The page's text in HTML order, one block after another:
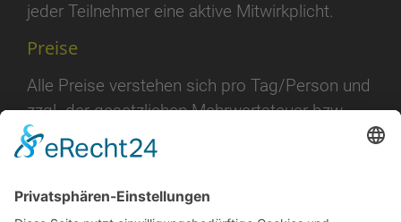
jeder Teilnehmer eine aktive Mitwirkplicht.
Preise
Alle Preise verstehen sich pro Tag/Person und
zzgl. der gesetzlichen Mehrwertsteuer bzw.
Tagespauschale oder Gruppenpreise erhalten
Sie jeweils auf Anfrage. Je nach Bedarf und
Aufwand würde eine Aufwands- und
Logistikpauschale z.B. für angemietete